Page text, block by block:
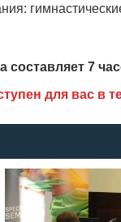
7
для вас в